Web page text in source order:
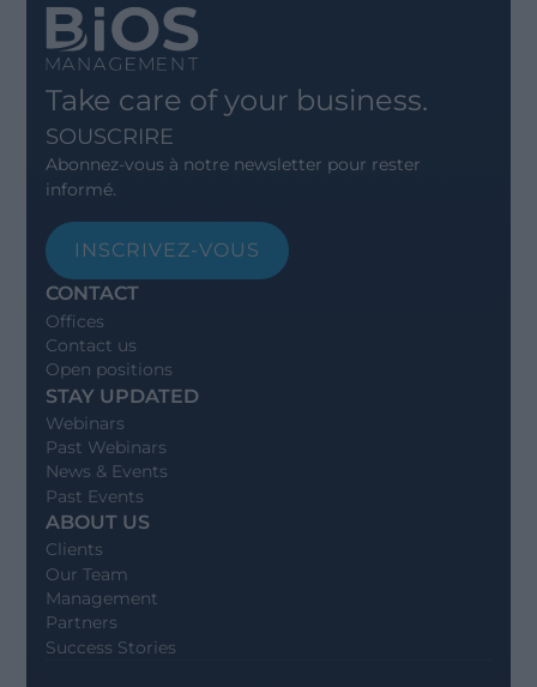
Take care of your business.
SOUSCRIRE
Abonnez-vous à notre newsletter pour rester
informé.
INSCRIVEZ-VOUS
CONTACT
Offices
Contact us
Open positions
STAY UPDATED
Webinars
Past Webinars
News & Events
Past Events
ABOUT US
Clients
Our Team
Management
Partners
Success Stories